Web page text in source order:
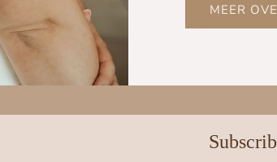
MEER